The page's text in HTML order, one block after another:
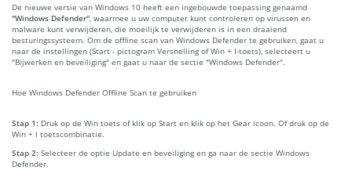
De nieuwe versie van Windows 10 heeft een ingebouwde toepassing genaamd
"Windows Defender" , waarmee u uw computer kunt controleren op virussen en
malware kunt verwijderen, die moeilijk te verwijderen is in een draaiend
besturingssysteem. Om de offline scan van Windows Defender te gebruiken, gaat u
naar de instellingen (Start - pictogram Versnelling of Win + I-toets), selecteert u
"Bijwerken en beveiliging" en gaat u naar de sectie "Windows Defender".
Hoe Windows Defender Offline Scan te gebruiken
Stap 1: Druk op de Win toets of klik op Start en klik op het Gear icoon. Of druk op de
Win + I toetscombinatie.
Stap 2: Selecteer de optie Update en beveiliging en ga naar de sectie Windows
Defender.